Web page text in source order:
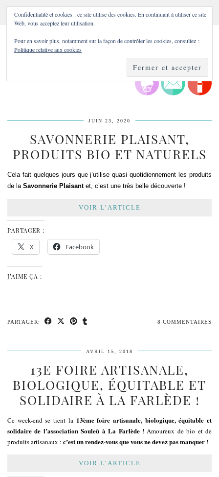
JUIN 23, 2020
SAVONNERIE PLAISANT,
PRODUITS BIO ET NATURELS
Cela fait quelques jours que j’utilise quasi quotidiennement les produits
de la Savonnerie Plaisantet, c’est une très belle découverte !
VOIR L’ARTICLE
PARTAGER :
X Facebook
J’AIME ÇA :
PARTAGER: 8 COMMENTAIRES
AVRIL 15, 2018
13E FOIRE ARTISANALE,
BIOLOGIQUE, ÉQUITABLE ET
SOLIDAIRE À LA FARLÈDE !
Ce week-end se tient la 13ème foire artisanale, biologique, équitable et
solidaire de l’association Souleù à La Farlède! Amoureux de bio et de
produits artisanaux : c’est un rendez-vous que vous ne devez pas manquer !
VOIR L’ARTICLE
Confidentialité et cookies : ce site utilise des cookies. En continuant à utiliser ce site
Web, vous acceptez leur utilisation.
Pour en savoir plus, notamment sur la façon de contrôler les cookies, consultez :
Politique relative aux cookies